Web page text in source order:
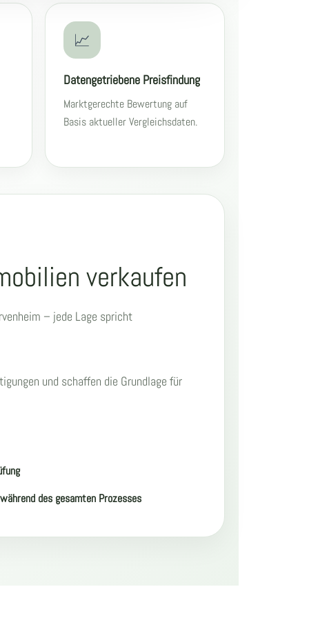
📈
Datengetriebene Preisfindung
Marktgerechte Bewertung auf
Basis aktueller Vergleichsdaten.
verkaufen
– jede Lage spricht
und schaffen die Grundlage für
des gesamten Prozesses